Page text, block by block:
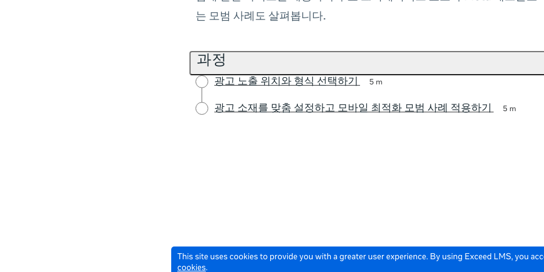
This site uses cookies to provide you with a greater user experience. By using Exceed LMS, you
cookies.
는 모범 사례도 살펴봅니다.
과정
광고 노출 위치와 형식 선택하기 5 m
광고 소재를 맞춤 설정하고 모바일 최적화 모범 사례 적용하기 5 m